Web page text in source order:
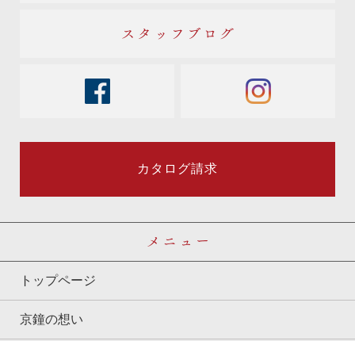
スタッフブログ
instagram
カタログ請求
トップページ
京鐘の想い